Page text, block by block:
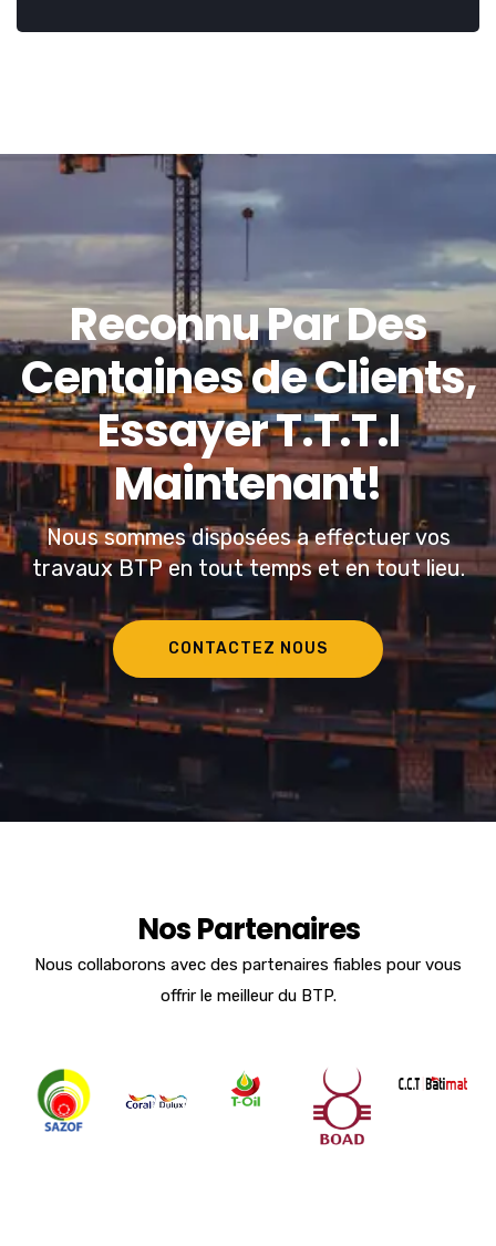
Reconnu Par Des
Centaines de Clients,
Essayer T.T.T.I
Maintenant!
Nous sommes disposées a effectuer vos
travaux BTP en tout temps et en tout lieu.
CONTACTEZ NOUS
Nos Partenaires
Nous collaborons avec des partenaires fiables pour vous
offrir le meilleur du BTP.